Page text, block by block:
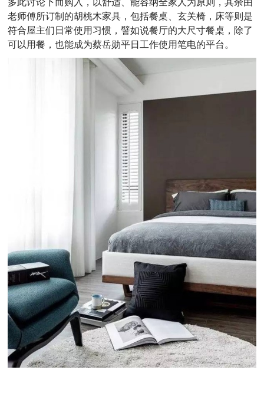
多此讨论下而购入，以舒适、能容纳全家人为原则，其余由
老师傅所订制的胡桃木家具，包括餐桌、玄关椅，床等则是
符合屋主们日常使用习惯，譬如说餐厅的大尺寸餐桌，除了
可以用餐，也能成为蔡岳勋平日工作使用笔电的平台。